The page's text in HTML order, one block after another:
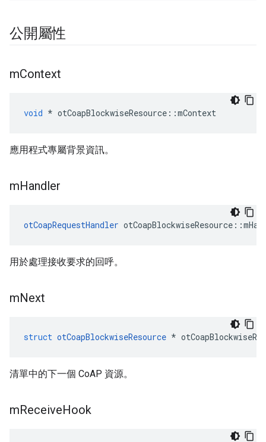
公開屬性
mContext
void * otCoapBlockwiseResource ::mContext
應用程式專屬背景資訊。
mHandler
otCoapRequestHandler otCoapBlockwiseResource ::
用於處理接收要求的回呼。
mNext
struct otCoapBlockwiseResource *
清單中的下一個 CoAP 資源。
mReceiveHook